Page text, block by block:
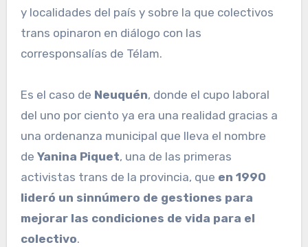
y localidades del país y sobre la que colectivos
trans opinaron en diálogo con las
corresponsalías de Télam.
Es el caso de Neuquén, donde el cupo laboral
del uno por ciento ya era una realidad gracias a
una ordenanza municipal que lleva el nombre
de Yanina Piquet, una de las primeras
activistas trans de la provincia, que en 1990
lideró un sinnúmero de gestiones para
mejorar las condiciones de vida para el
colectivo.